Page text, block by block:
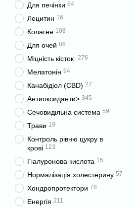
Для печінки 64
Лецитин 16
Колаген 108
Для очей 86
Міцність кісток 276
Мелатонін 94
Канабідіол (CBD) 27
Антиоксиданти> 345
Сечовидільна система 59
Трави 19
Контроль рівню цукру в
крові 123
Гіалуронова кислота 15
Нормалізація холестерину 57
Хондропротектори 78
Енергія 211